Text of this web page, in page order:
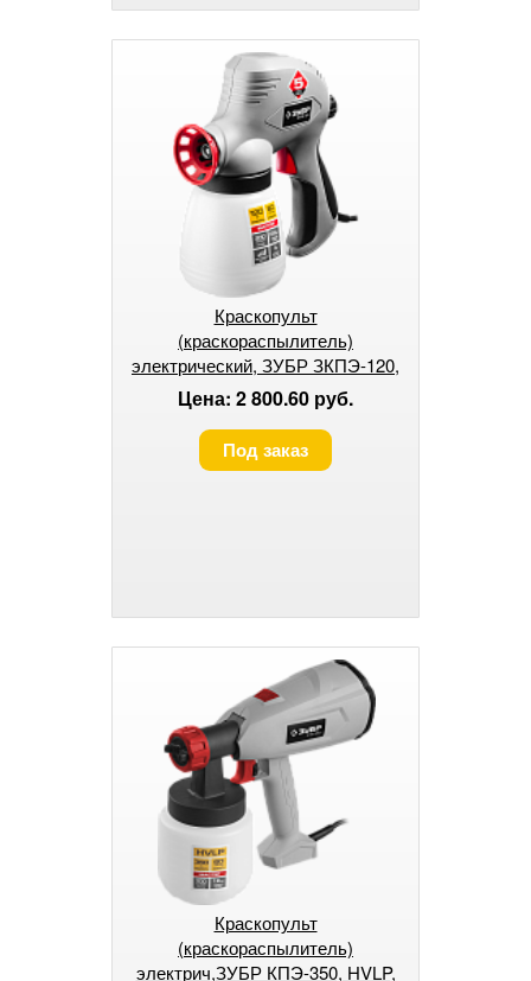
Краскопульт
(краскораспылитель)
электрический, ЗУБР ЗКПЭ-120,
краскоперенос 300 мл/мин
Цена: 2 800.60 руб.
Под заказ
Краскопульт
(краскораспылитель)
электрич,ЗУБР КПЭ-350, HVLP,